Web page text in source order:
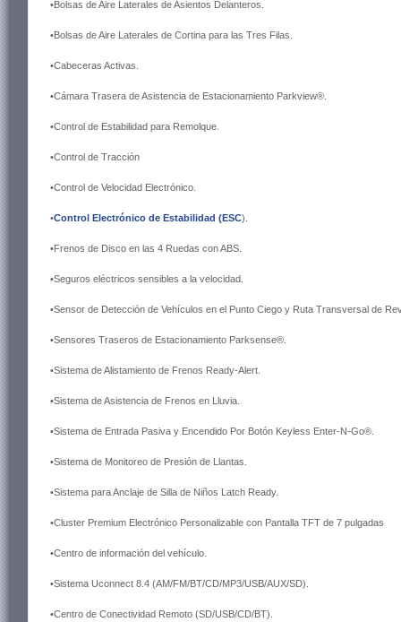
•Bolsas de Aire Laterales de Asientos Delanteros.
•Bolsas de Aire Laterales de Cortina para las Tres Filas.
•Cabeceras Activas.
•Cámara Trasera de Asistencia de Estacionamiento Parkview®.
•Control de Estabilidad para Remolque.
•Control de Tracción
•Control de Velocidad Electrónico.
•Control Electrónico de Estabilidad (ESC).
•Frenos de Disco en las 4 Ruedas con ABS.
•Seguros eléctricos sensibles a la velocidad.
•Sensor de Detección de Vehículos en el Punto Ciego y Ruta Transversal de
•Sensores Traseros de Estacionamiento Parksense®.
•Sistema de Alistamiento de Frenos Ready-Alert.
•Sistema de Asistencia de Frenos en Lluvia.
•Sistema de Entrada Pasiva y Encendido Por Botón Keyless Enter-N-Go®.
•Sistema de Monitoreo de Presión de Llantas.
•Sistema para Anclaje de Silla de Niños Latch Ready.
•Cluster Premium Electrónico Personalizable con Pantalla TFT de 7 pulgadas
•Centro de información del vehículo.
•Sistema Uconnect 8.4 (AM/FM/BT/CD/MP3/USB/AUX/SD).
•Centro de Conectividad Remoto (SD/USB/CD/BT).